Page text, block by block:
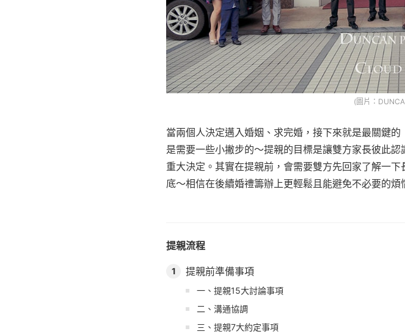
(圖片：
當兩個人決定邁入婚姻、求完婚，接下來就是最關鍵
是需要一些小撇步的～提親的目標是讓雙方家長彼此
重大決定。其實在提親前，會需要雙方先回家了解一
底～相信在後續婚禮籌辦上更輕鬆且能避免不必要的
提親流程
1 提親前準備事項
一、提親15大討論事項
二、溝通協調
三、提親7大約定事項